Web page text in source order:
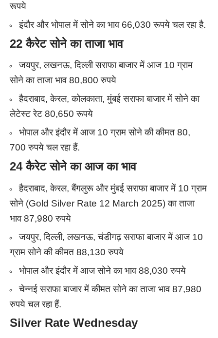
रूपये
इंदौर और भोपाल में सोने का भाव 66,030 रूपये चल रहा है.
22 कैरेट सोने का ताजा भाव
जयपुर, लखनऊ, दिल्ली सराफा बाजार में आज 10 ग्राम
सोने का ताजा भाव 80,800 रुपये
हैदराबाद, केरल, कोलकाता, मुंबई सराफा बाजार में सोने का
लेटेस्ट रेट 80,650 रूपये
भोपाल और इंदौर में आज 10 ग्राम सोने की कीमत 80,
700 रुपये चल रहा हैं.
24 कैरेट सोने का आज का भाव
हैदराबाद, केरल, बैंगलुरू और मुंबई सराफा बाजार में 10 ग्राम
सोने (Gold Silver Rate 12 March 2025) का ताजा
भाव 87,980 रुपये
जयपुर, दिल्ली, लखनऊ, चंडीगढ़ सराफा बाजार में आज 10
ग्राम सोने की कीमत 88,130 रुपये
भोपाल और इंदौर में आज सोने का भाव 88,030 रुपये
चेन्नई सराफा बाजार में कीमत सोने का ताजा भाव 87,980
रुपये चल रहा हैं.
Silver Rate Wednesday